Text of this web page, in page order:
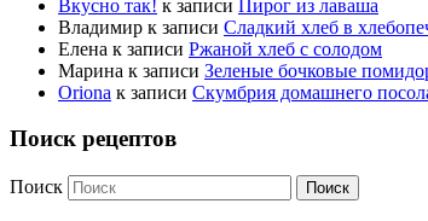
Вкусно так! к записи Пирог из лаваша
Владимир к записи Сладкий хлеб в
Елена к записи Ржаной хлеб с солодом
Марина к записи Зеленые бочковые
Oriona к записи Скумбрия домашнего
Поиск рецептов
Поиск